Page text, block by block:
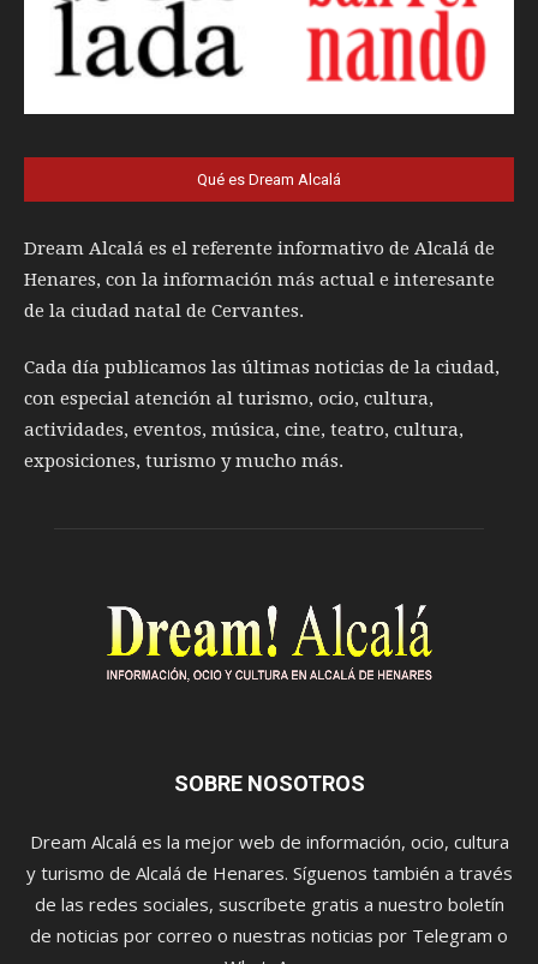
Qué es Dream Alcalá
Dream Alcalá es el referente informativo de Alcalá de
Henares, con la información más actual e interesante
de la ciudad natal de Cervantes.
Cada día publicamos las últimas noticias de la ciudad,
con especial atención al turismo, ocio, cultura,
actividades, eventos, música, cine, teatro, cultura,
exposiciones, turismo y mucho más.
SOBRE NOSOTROS
Dream Alcalá es la mejor web de información, ocio, cultura
y turismo de Alcalá de Henares. Síguenos también a través
de las redes sociales, suscríbete gratis a nuestro boletín
de noticias por correo o nuestras noticias por Telegram o